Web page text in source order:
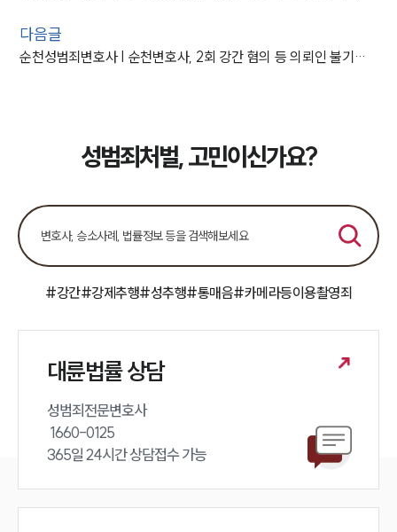
다음글
순천성범죄변호사 | 순천변호사, 2회 강간 혐의 등 의뢰인 불기소 처분
성범죄처벌, 고민이신가요?
#강간#강제추행#성추행#통매음#카메라등이용촬영죄
대륜법률 상담
성범죄전문변호사
365일 24시간 상담접수 가능